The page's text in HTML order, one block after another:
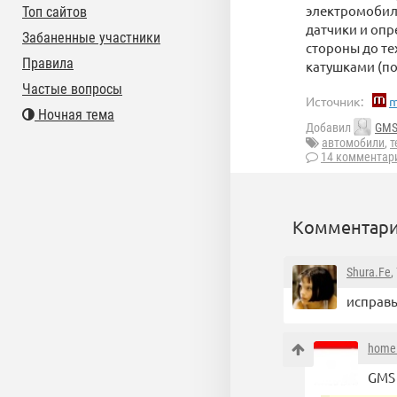
датчики и
стороны до
катушками
Источник:
Добавил
GMS
автомобили,
14
Shura.Fe,
Топ сайтов
Забаненные участники
Правила
Частые вопросы
Ночная тема